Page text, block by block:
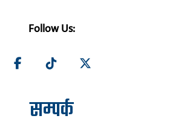
Follow Us:
सम्पर्क